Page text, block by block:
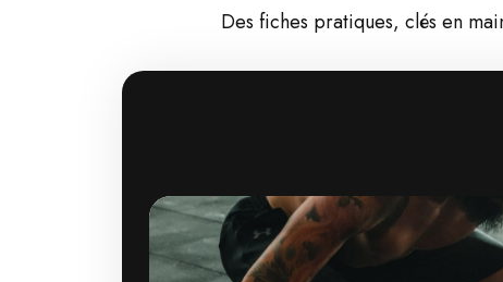
Des fiches pratiques, clés en